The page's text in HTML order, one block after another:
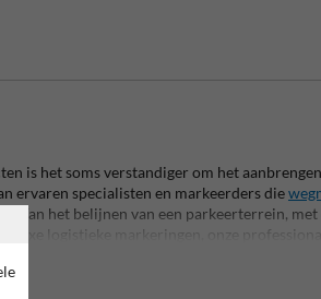
is het soms verstandiger om het
ervaren specialisten en markeerders die
. Van het belijnen van een parkeerterrein, met
logistieke markeringen, onze
aanbrengt of kiest voor onze professionele